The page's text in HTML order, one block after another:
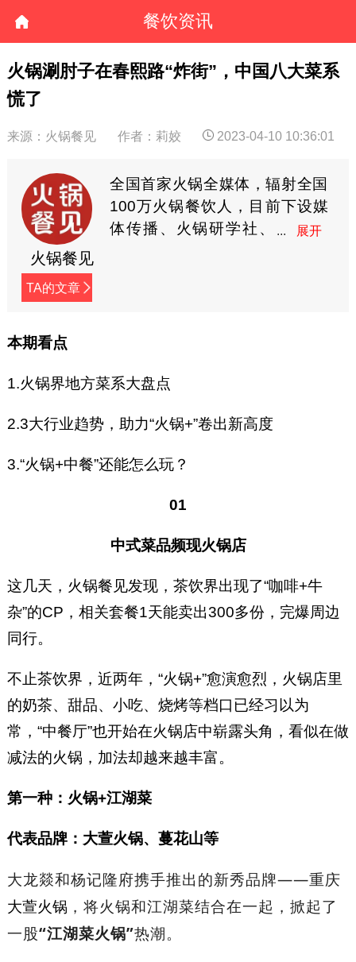
餐饮资讯
火锅涮肘子在春熙路“炸街”，中国八大菜系
慌了
来源：火锅餐见 作者：莉姣 2023-04-10 10:36:01
火锅餐见
TA的文章
全国首家火锅全媒体，辐射全国
100万火锅餐饮人，目前下设媒
体传播、火锅研学社、
本期看点
1.火锅界地方菜系大盘点
2.3大行业趋势，助力“火锅+”卷出新高度
3.“火锅+中餐”还能怎么玩？
01
中式菜品频现火锅店
这几天，火锅餐见发现，茶饮界出现了“咖啡+牛
杂”的CP，相关套餐1天能卖出300多份，完爆周边
同行。
不止茶饮界，近两年，“火锅+”愈演愈烈，火锅店里
的奶茶、甜品、小吃、烧烤等档口已经习以为
常，“中餐厅”也开始在火锅店中崭露头角，看似在做
减法的火锅，加法却越来越丰富。
第一种：火锅+江湖菜
代表品牌：大萱火锅、蔓花山等
大龙燚和杨记隆府携手推出的新秀品牌——重庆
大萱火锅 ，将火锅和江湖菜结合在一起，掀起了
一股“江湖菜火锅”热潮。